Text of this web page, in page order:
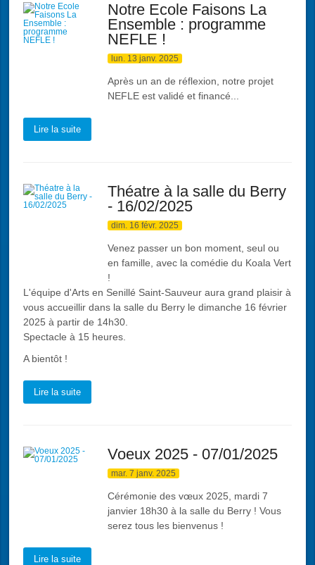
Notre Ecole Faisons La
Ensemble : programme
NEFLE !
lun. 13 janv. 2025
Après un an de réflexion, notre projet
NEFLE est validé et financé...
Lire la suite
Théatre à la salle du Berry
- 16/02/2025
dim. 16 févr. 2025
Venez passer un bon moment, seul ou
en famille, avec la comédie du Koala Vert
!
L'équipe d'Arts en Senillé Saint-Sauveur aura grand plaisir à
vous accueillir dans la salle du Berry le dimanche 16 février
2025 à partir de 14h30.
Spectacle à 15 heures.
A bientôt !
Lire la suite
Voeux 2025 - 07/01/2025
mar. 7 janv. 2025
Cérémonie des vœux 2025, mardi 7
janvier 18h30 à la salle du Berry ! Vous
serez tous les bienvenus !
Lire la suite